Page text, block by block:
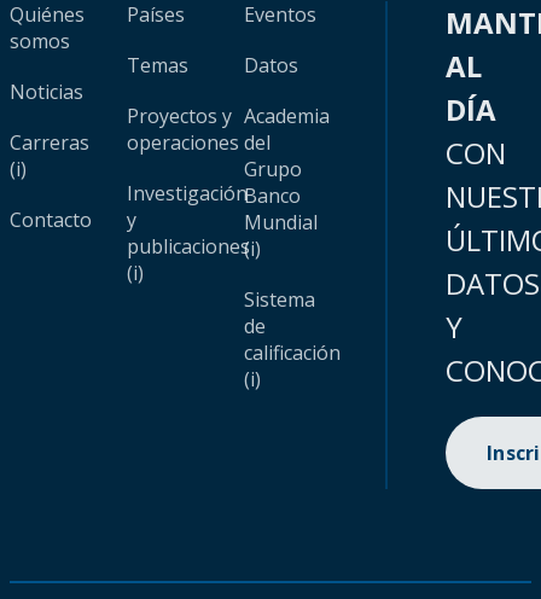
Quiénes
somos
Noticias
Carreras
(i)
Contacto
Países
Temas
Proyectos y
operaciones
Investigación
y
publicaciones
(i)
Eventos
Datos
Academia
del
Grupo
Banco
Mundial
(i)
Sistema
de
calificación
(i)
AL
DÍA
CON
DATOS
Y